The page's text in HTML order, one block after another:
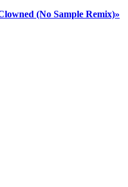
(No Sample Remix)»